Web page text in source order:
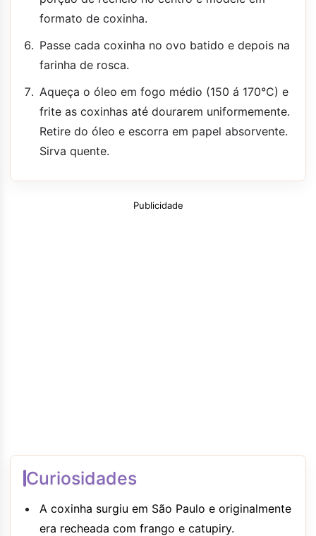
formato de coxinha.
Passe cada coxinha no ovo batido e depois na
farinha de rosca.
Aqueça o óleo em fogo médio (150 á 170°C) e
frite as coxinhas até dourarem uniformemente.
Retire do óleo e escorra em papel absorvente.
Sirva quente.
Publicidade
Curiosidades
A coxinha surgiu em São Paulo e originalmente
era recheada com frango e catupiry.